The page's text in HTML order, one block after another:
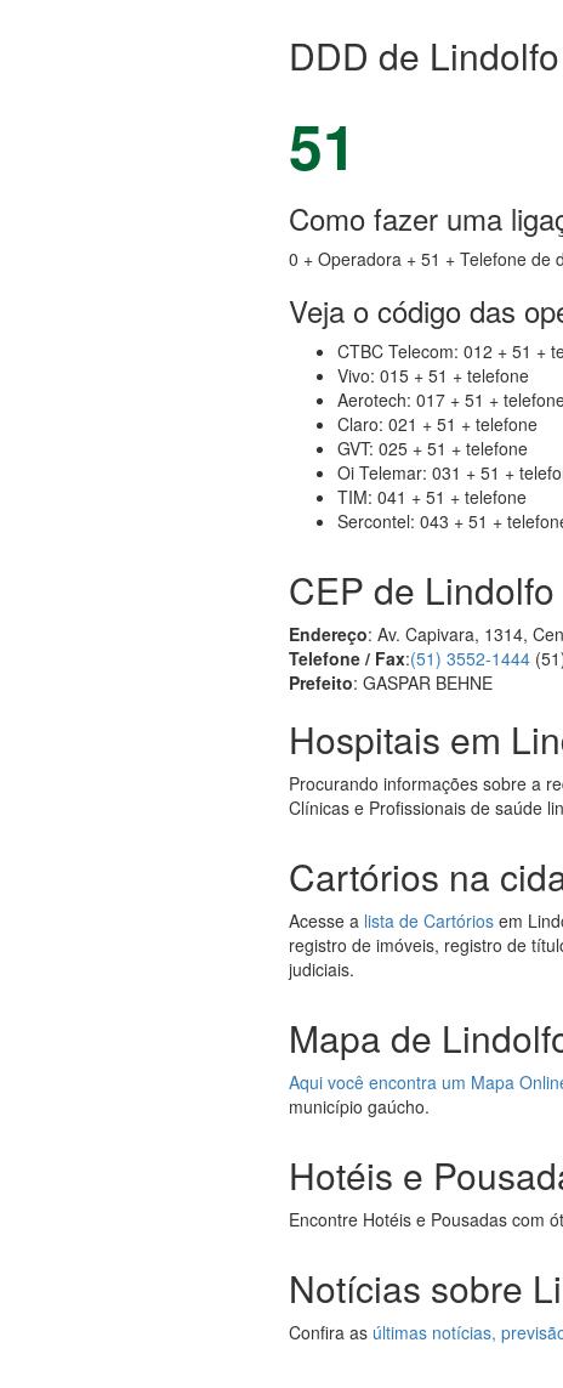
DDD de
51
Como fazer uma
0 + Operadora + 51 + Telefone de
Veja o código das
CTBC Telecom: 012 + 51 +
Vivo: 015 + 51 + telefone
Aerotech: 017 + 51 +
Claro: 021 + 51 + telefone
GVT: 025 + 51 + telefone
Oi Telemar: 031 + 51 +
TIM: 041 + 51 + telefone
Sercontel: 043 + 51 +
CEP de
Endereço: Av. Capivara, 1314,
Telefone / Fax:(51) 3552-1444
Prefeito: GASPAR BEHNE
Hospitais em
Procurando informações sobre a
Clínicas e Profissionais de saúde
Cartórios na
Acesse a lista de Cartórios em
registro de imóveis, registro de
judiciais.
Mapa de
Aqui você encontra um Mapa
município gaúcho.
Hotéis e
Encontre Hotéis e Pousadas com
Notícias sobre
Confira as últimas notícias,